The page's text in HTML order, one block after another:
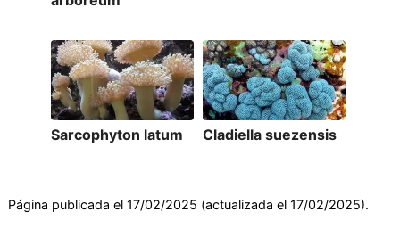
Sarcophyton latum Cladiella suezensis
Página publicada el 17/02/2025 (actualizada el 17/02/2025).